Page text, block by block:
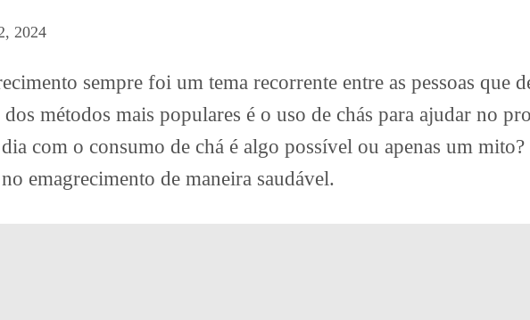
2024
sempre foi um tema recorrente entre as pessoas que
métodos mais populares é o uso de chás para ajudar no
com o consumo de chá é algo possível ou apenas um
emagrecimento de maneira saudável.